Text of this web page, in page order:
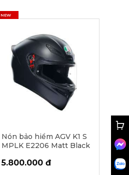
NEW
Nón bảo hiểm AGV K1 S
MPLK E2206 Matt Black
5.800.000 đ